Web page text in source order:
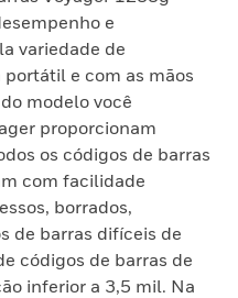
e
variedade de
e com as mãos
modelo você
proporcionam
os códigos de barras
com facilidade
borrados,
de barras difíceis de
códigos de barras de
inferior a 3,5 mil. Na